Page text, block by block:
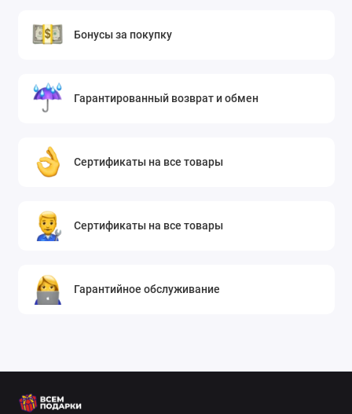
Бонусы за покупку
Гарантированный возврат и обмен
Сертификаты на все товары
Сертификаты на все товары
Гарантийное обслуживание